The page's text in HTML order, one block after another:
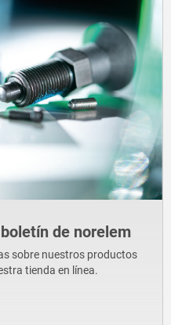
de norelem
sobre nuestros productos
tienda en línea.